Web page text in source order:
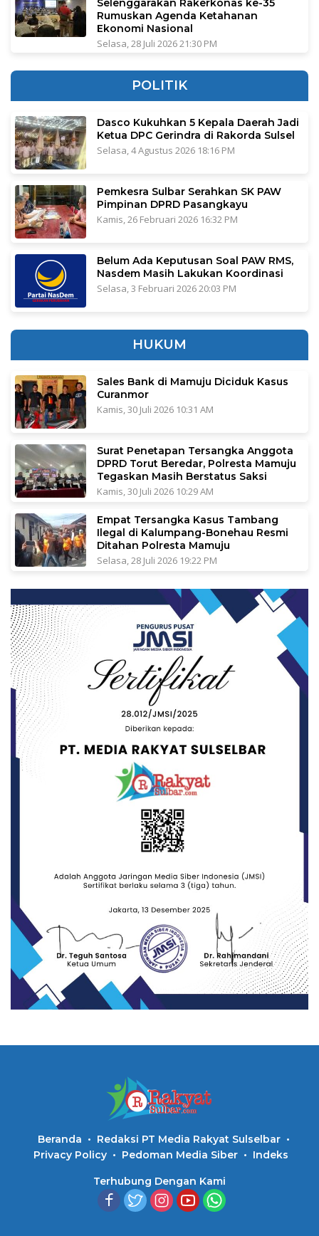
Selenggarakan Rakerkonas ke-35
Rumuskan Agenda Ketahanan
Ekonomi Nasional
Selasa, 28 Juli 2026 21:30 PM
POLITIK
Dasco Kukuhkan 5 Kepala Daerah Jadi
Ketua DPC Gerindra di Rakorda Sulsel
Selasa, 4 Agustus 2026 18:16 PM
Pemkesra Sulbar Serahkan SK PAW
Pimpinan DPRD Pasangkayu
Kamis, 26 Februari 2026 16:32 PM
Belum Ada Keputusan Soal PAW RMS,
Nasdem Masih Lakukan Koordinasi
Selasa, 3 Februari 2026 20:03 PM
HUKUM
Sales Bank di Mamuju Diciduk Kasus
Curanmor
Kamis, 30 Juli 2026 10:31 AM
Surat Penetapan Tersangka Anggota
DPRD Torut Beredar, Polresta Mamuju
Tegaskan Masih Berstatus Saksi
Kamis, 30 Juli 2026 10:29 AM
Empat Tersangka Kasus Tambang
Ilegal di Kalumpang-Bonehau Resmi
Ditahan Polresta Mamuju
Selasa, 28 Juli 2026 19:22 PM
Beranda
Redaksi PT Media Rakyat Sulselbar
Privacy Policy
Pedoman Media Siber Indeks
Terhubung Dengan Kami